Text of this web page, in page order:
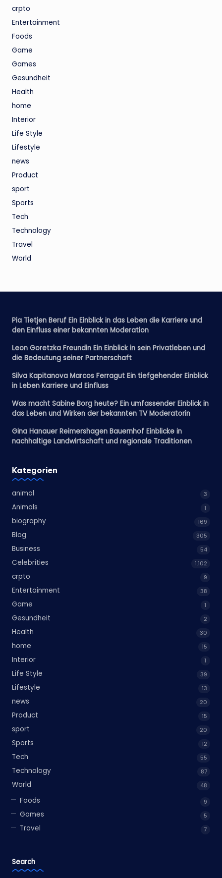
crpto
Entertainment
Foods
Game
Games
Gesundheit
Health
home
Interior
Life Style
Lifestyle
news
Product
sport
Sports
Tech
Technology
Travel
World
Pia Tietjen Beruf Ein Einblick in das Leben die Karriere und
den Einfluss einer bekannten Moderation
Leon Goretzka Freundin Ein Einblick in sein Privatleben und
die Bedeutung seiner Partnerschaft
Silva Kapitanova Marcos Ferragut Ein tiefgehender Einblick
in Leben Karriere und Einfluss
Was macht Sabine Borg heute? Ein umfassender Einblick in
das Leben und Wirken der bekannten TV Moderatorin
Gina Hanauer Reimershagen Bauernhof Einblicke in
nachhaltige Landwirtschaft und regionale Traditionen
Kategorien
animal 3
Animals 1
biography 169
Blog 305
Business 54
Celebrities 1.102
crpto 9
Entertainment 38
Game 1
Gesundheit 2
Health 30
home 15
Interior 1
Life Style 39
Lifestyle 13
news 20
Product 15
sport 20
Sports 12
Tech 55
Technology 87
World 48
Foods 9
Games 5
Travel 7
Search